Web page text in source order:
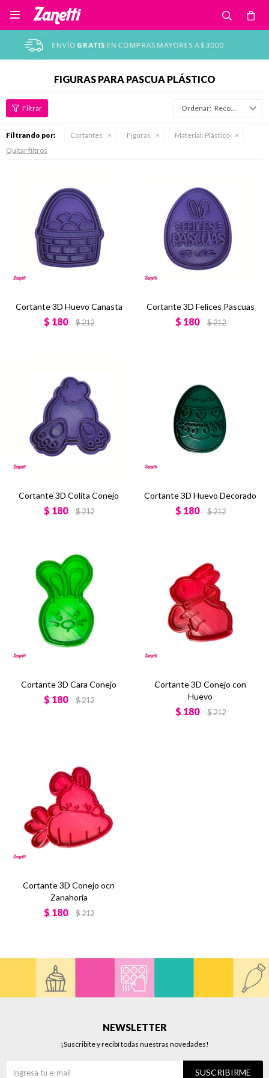

FIGURAS PARA PASCUA PLÁSTICO
Recomendados
Filtrando por: Cortantes Figuras Material: Plástico
Quitar filtros
Cortante 3D Huevo Canasta
$ 180 $212
Cortante 3D Felices Pascuas
$ 180 $212
Cortante 3D Colita Conejo
$ 180 $212
Cortante 3D Huevo Decorado
$ 180 $212
Cortante 3D Cara Conejo
$ 180 $212
Cortante 3D Conejo con
Huevo
$ 180 $212
Cortante 3D Conejo ocn
Zanahoria
$ 180 $212
NEWSLETTER
¡Suscribite y recibí todas nuestras novedades!
SUSCRIBIRME